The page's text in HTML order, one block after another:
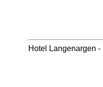
Hotel Langenargen -